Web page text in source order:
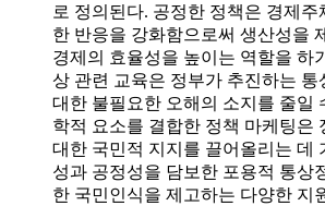
로 정의된다. 공정한 정책은 경제주
한 반응을 강화함으로써 생산성을
경제의 효율성을 높이는 역할을 하
상 관련 교육은 정부가 추진하는 통
대한 불필요한 오해의 소지를 줄일
학적 요소를 결합한 정책 마케팅은
대한 국민적 지지를 끌어올리는 데
성과 공정성을 담보한 포용적 통상
한 국민인식을 제고하는 다양한 지